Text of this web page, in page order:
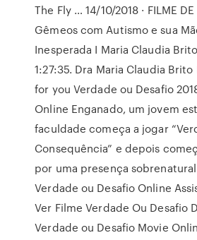
The Fly … 14/10/2018 · FILME
Gêmeos com Autismo e sua
Inesperada I Maria Claudia
1:27:35. Dra Maria Claudia
for you Verdade ou Desafio
Online Enganado, um jovem
faculdade começa a jogar
Consequência” e depois
por uma presença
Verdade ou Desafio Online
Ver Filme Verdade Ou Desafio
Verdade ou Desafio Movie